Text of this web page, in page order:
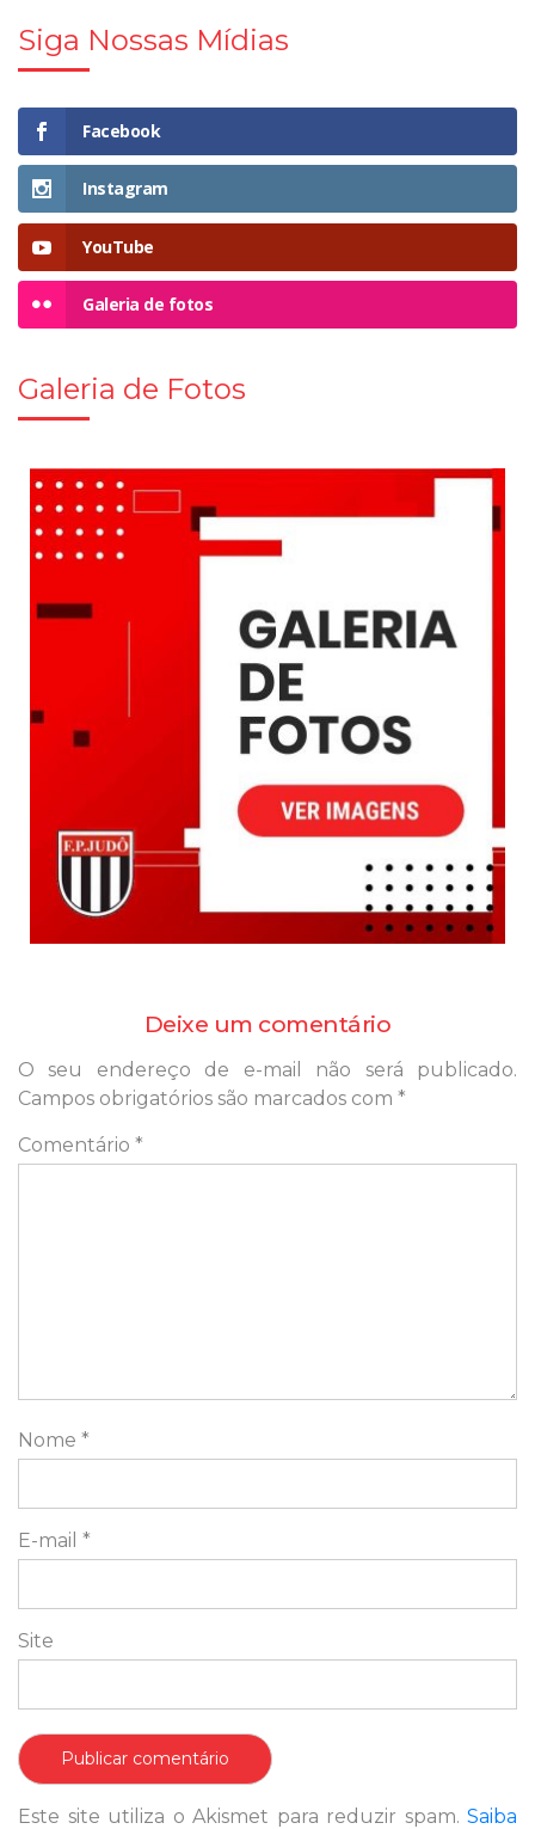
Siga Nossas Mídias
Facebook
Instagram
YouTube
Galeria de fotos
Galeria de Fotos
Deixe um comentário
O seu endereço de e-mail não será publicado.
Campos obrigatórios são marcados com *
Comentário *
Nome *
E-mail *
Site
Este site utiliza o Akismet para reduzir spam. Saiba